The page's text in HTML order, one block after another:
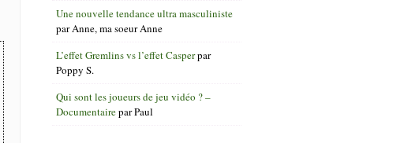
Une nouvelle tendance ultra masculiniste
parAnne, ma soeur Anne
L’effet Gremlins vs l’effet Casperpar
Poppy S.
Qui sont les joueurs de jeu vidéo ? –
DocumentaireparPaul